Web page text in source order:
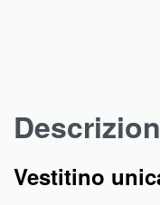
Vestitino